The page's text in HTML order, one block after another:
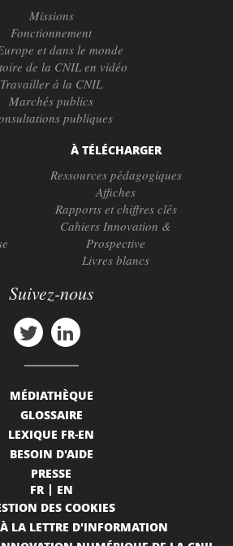
Missions
Fonctionnement
et dans le monde
de la CNIL en vidéo
Travailler à la CNIL
Marchés publics
publiques
À TÉLÉCHARGER
Ressources pédagogiques
Affiches
Rapports et chiffres clés
Cahiers Innovation &
Prospective
Livres blancs
Suivez-nous
MÉDIATHÈQUE
GLOSSAIRE
LEXIQUE FR-EN
BESOIN D'AIDE
PRESSE
FR
EN
DES COOKIES
LA LETTRE D'INFORMATION